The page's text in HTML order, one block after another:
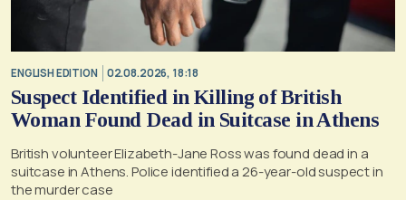
ENGLISH EDITION 02.08.2026, 18:18
Suspect Identified in Killing of British
Woman Found Dead in Suitcase in Athens
British volunteer Elizabeth-Jane Ross was found dead in a
suitcase in Athens. Police identified a 26-year-old suspect in
the murder case